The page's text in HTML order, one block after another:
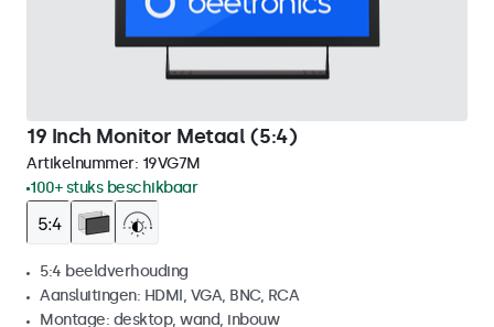
19 Inch Monitor Metaal (5:4)
Artikelnummer: 19VG7M
100+ stuks beschikbaar
5:4 beeldverhouding
Aansluitingen: HDMI, VGA, BNC, RCA
Montage: desktop, wand, inbouw